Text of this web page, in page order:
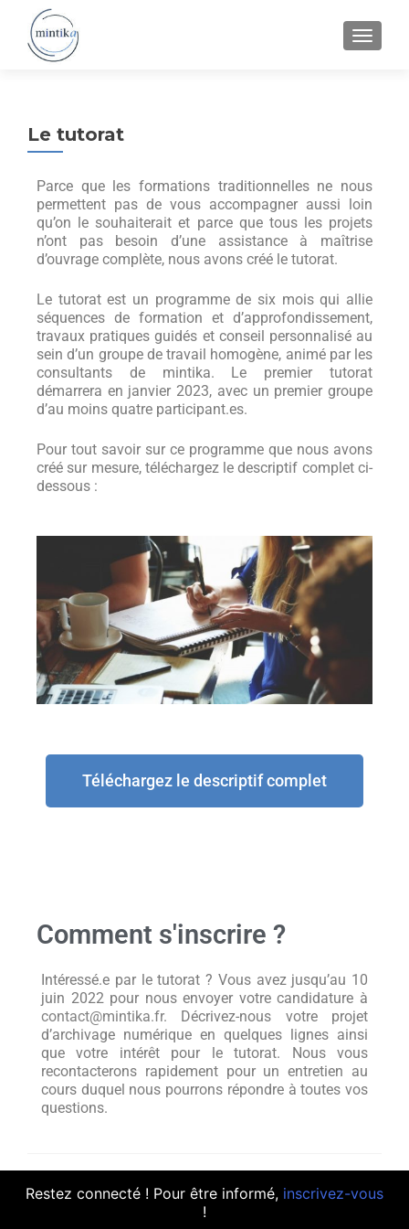
Le tutorat
Parce que les formations traditionnelles ne nous
permettent pas de vous accompagner aussi loin
qu’on le souhaiterait et parce que tous les projets
n’ont pas besoin d’une assistance à maîtrise
d’ouvrage complète, nous avons créé le tutorat.
Le tutorat est un programme de six mois qui allie
séquences de formation et d’approfondissement,
travaux pratiques guidés et conseil personnalisé au
sein d’un groupe de travail homogène, animé par les
consultants de mintika. Le premier tutorat
démarrera en janvier 2023, avec un premier groupe
d’au moins quatre participant.es.
Pour tout savoir sur ce programme que nous avons
créé sur mesure, téléchargez le descriptif complet ci-
dessous :
Téléchargez le descriptif complet
Comment s'inscrire ?
Intéressé.e par le tutorat ? Vous avez jusqu’au 10
juin 2022 pour nous envoyer votre candidature à
contact@mintika.fr. Décrivez-nous votre projet
d’archivage numérique en quelques lignes ainsi
que votre intérêt pour le tutorat. Nous vous
recontacterons rapidement pour un entretien au
cours duquel nous pourrons répondre à toutes vos
questions.
Découvrez notreoffre de
services
Restez connecté ! Pour être informé, inscrivez-vous
!